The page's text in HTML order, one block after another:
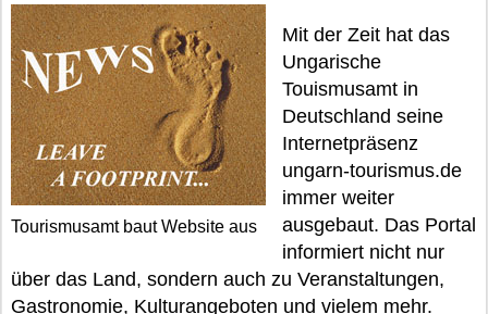
Tourismusamt baut Website aus
Mit der Zeit hat das
Ungarische
Touismusamt in
Deutschland seine
Internetpräsenz
ungarn-tourismus.de
immer weiter
ausgebaut. Das Portal
informiert nicht nur
über das Land, sondern auch zu Veranstaltungen,
Gastronomie, Kulturangeboten und vielem mehr.